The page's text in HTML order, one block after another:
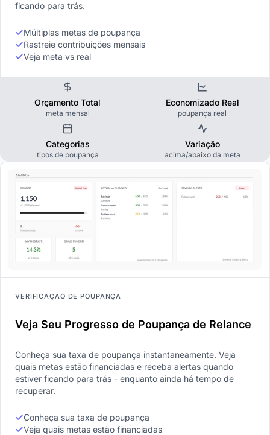
ficando para trás.
Múltiplas metas de poupança
Rastreie contribuições mensais
Veja meta vs real
Orçamento Total
meta mensal
Economizado Real
poupança real
Categorias
tipos de poupança
Variação
acima/abaixo da meta
VERIFICAÇÃO DE POUPANÇA
Veja Seu Progresso de Poupança de Relance
Conheça sua taxa de poupança instantaneamente. Veja
quais metas estão financiadas e receba alertas quando
estiver ficando para trás - enquanto ainda há tempo de
recuperar.
Conheça sua taxa de poupança
Veja quais metas estão financiadas